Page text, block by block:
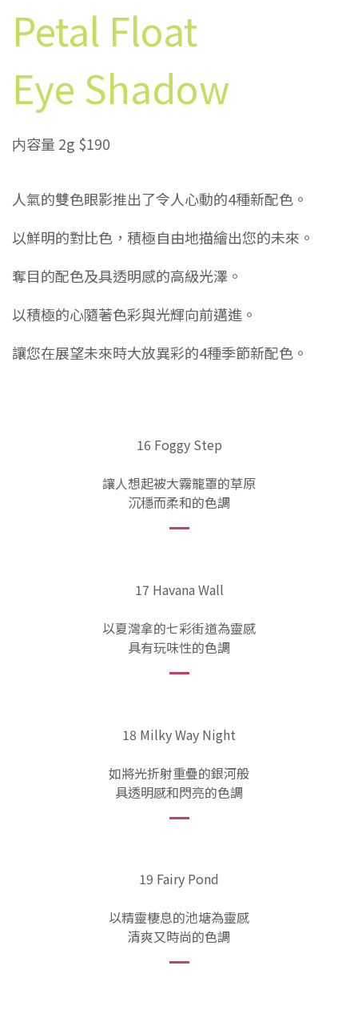
Petal Float
Eye Shadow
内容量 2g $190
人氣的雙色眼影推出了令人心動的4種新配色。
以鮮明的對比色，積極自由地描繪出您的未來。
奪目的配色及具透明感的高級光澤。
以積極的心隨著色彩與光輝向前邁進。
讓您在展望未來時大放異彩的4種季節新配色。
16 Foggy Step
讓人想起被大霧籠罩的草原
沉穩而柔和的色調
17 Havana Wall
以夏灣拿的七彩街道為靈感
具有玩味性的色調
18 Milky Way Night
如將光折射重疊的銀河般
具透明感和閃亮的色調
19 Fairy Pond
以精靈棲息的池塘為靈感
清爽又時尚的色調